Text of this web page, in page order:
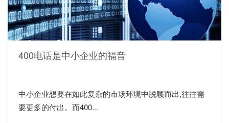
400电话是中小企业的福音
中小企业想要在如此复杂的市场环境中脱颖而出,往往需
要更多的付出。而400...